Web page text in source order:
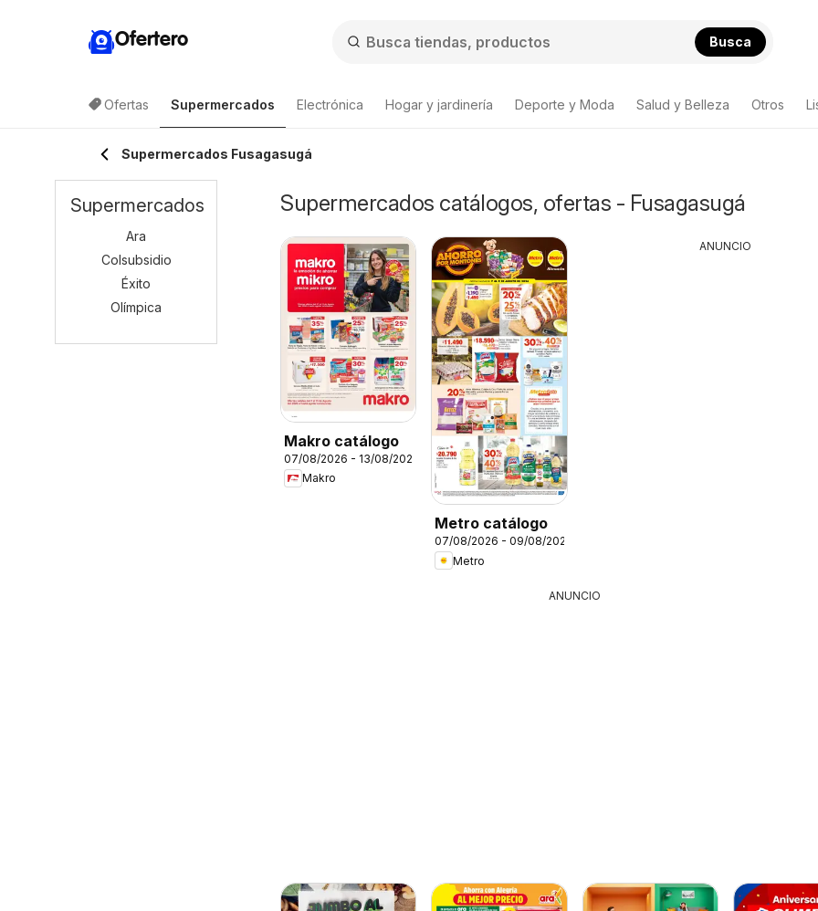
Ofertero Busca
Ofertas Supermercados Electrónica Hogar y jardinería Deporte y Moda Salud y Belleza Otros
Supermercados Fusagasugá
Supermercados catálogos, ofertas - Fusagasugá
Makro catálogo
07/08/2026 - 13/08/2026
Makro
Metro catálogo
07/08/2026 - 09/08/2026
Metro
ANUNCIO
ANUNCIO
Supermercados
Ara
Colsubsidio
Éxito
Olímpica